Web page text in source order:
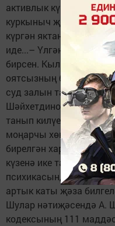
активлык күрсәтә.
куркыныч җинаятьне
күргән яктан
иде...– Үлгән артыннан
бирсен. Кылган гамәле
оятсызның бите –
суд залын ташлап
Шәйхетдиновка җәза
танып килүен, җинаять
моңарчы хөкемгә
бирелгән
күзенә ике тапкыр
психикасында
артык каты җәза
Шулар нәтиҗәсендә А.
кодексының 111